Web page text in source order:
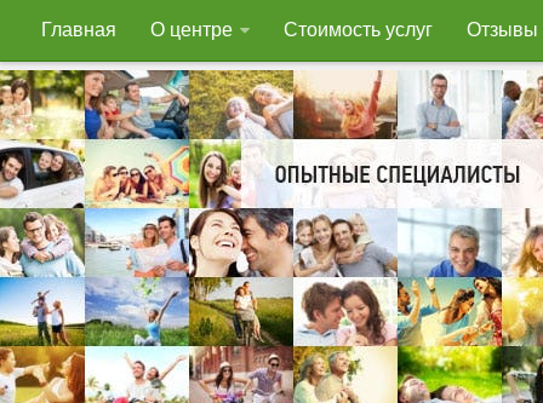
Главная О центре Стоимость услуг Отзывы